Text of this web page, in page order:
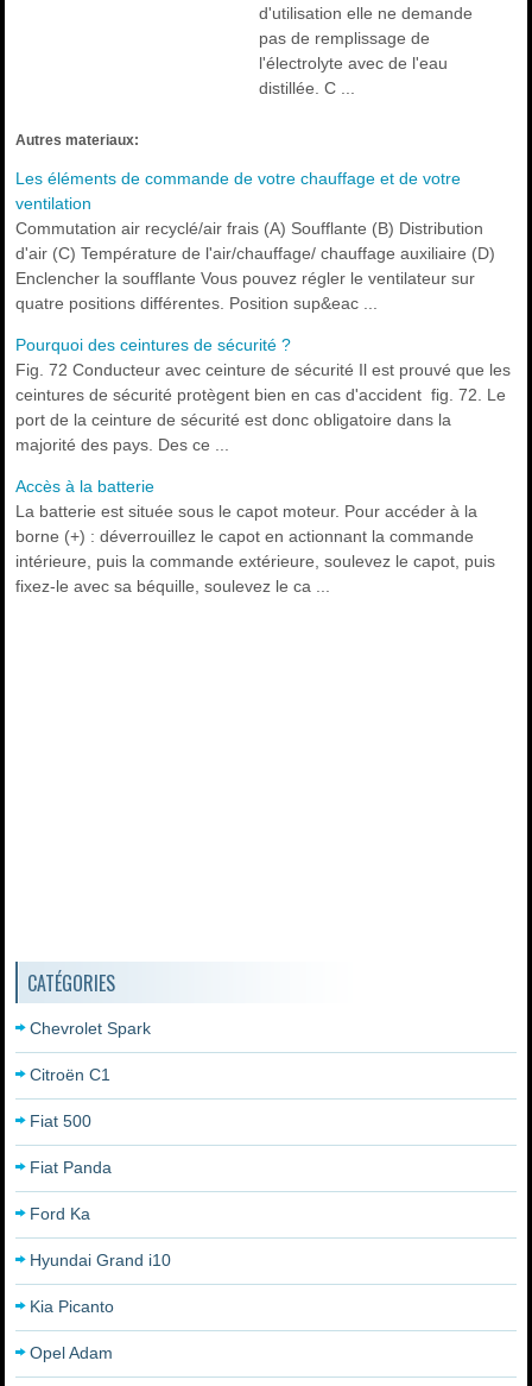
d'utilisation elle ne demande
pas de remplissage de
l'électrolyte avec de l'eau
distillée. C ...
Autres materiaux:
Les éléments de commande de votre chauffage et de votre
ventilation
Commutation air recyclé/air frais (A) Soufflante (B) Distribution
d'air (C) Température de l'air/chauffage/ chauffage auxiliaire (D)
Enclencher la soufflante Vous pouvez régler le ventilateur sur
quatre positions différentes. Position sup&eac ...
Pourquoi des ceintures de sécurité ?
Fig. 72 Conducteur avec ceinture de sécurité Il est prouvé que les
ceintures de sécurité protègent bien en cas d'accident fig. 72. Le
port de la ceinture de sécurité est donc obligatoire dans la
majorité des pays. Des ce ...
Accès à la batterie
La batterie est située sous le capot moteur. Pour accéder à la
borne (+) : déverrouillez le capot en actionnant la commande
intérieure, puis la commande extérieure, soulevez le capot, puis
fixez-le avec sa béquille, soulevez le ca ...
CATÉGORIES
Chevrolet Spark
Citroën C1
Fiat 500
Fiat Panda
Ford Ka
Hyundai Grand i10
Kia Picanto
Opel Adam